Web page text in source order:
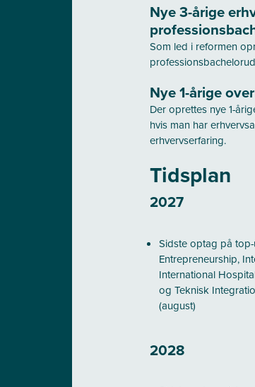
Nye 3-årige
Som led i reformen
Nye 1-årige
Der oprettes nye 1-
hvis man har
erhvervserfaring.
Tidsplan
2027
Sidste optag på
Entrepreneurship,
International
og Teknisk
(august)
2028